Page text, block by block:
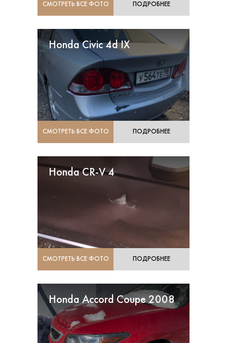
СМОТРЕТЬ ВСЕ ФОТО ПОДРОБНЕЕ
Honda Civic 4d IX
СМОТРЕТЬ ВСЕ ФОТО ПОДРОБНЕЕ
Honda CR-V 4
СМОТРЕТЬ ВСЕ ФОТО ПОДРОБНЕЕ
Honda Accord Coupe 2008